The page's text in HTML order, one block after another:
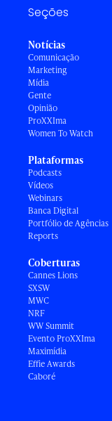
Seções
Notícias
Comunicação
Marketing
Mídia
Gente
Opinião
ProXXIma
Women To Watch
Plataformas
Podcasts
Vídeos
Webinars
Banca Digital
Portfólio de Agências
Reports
Coberturas
Cannes Lions
SXSW
MWC
NRF
WW Summit
Evento ProXXIma
Maximídia
Effie Awards
Caboré